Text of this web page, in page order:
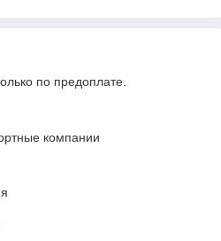
по предоплате.
компании